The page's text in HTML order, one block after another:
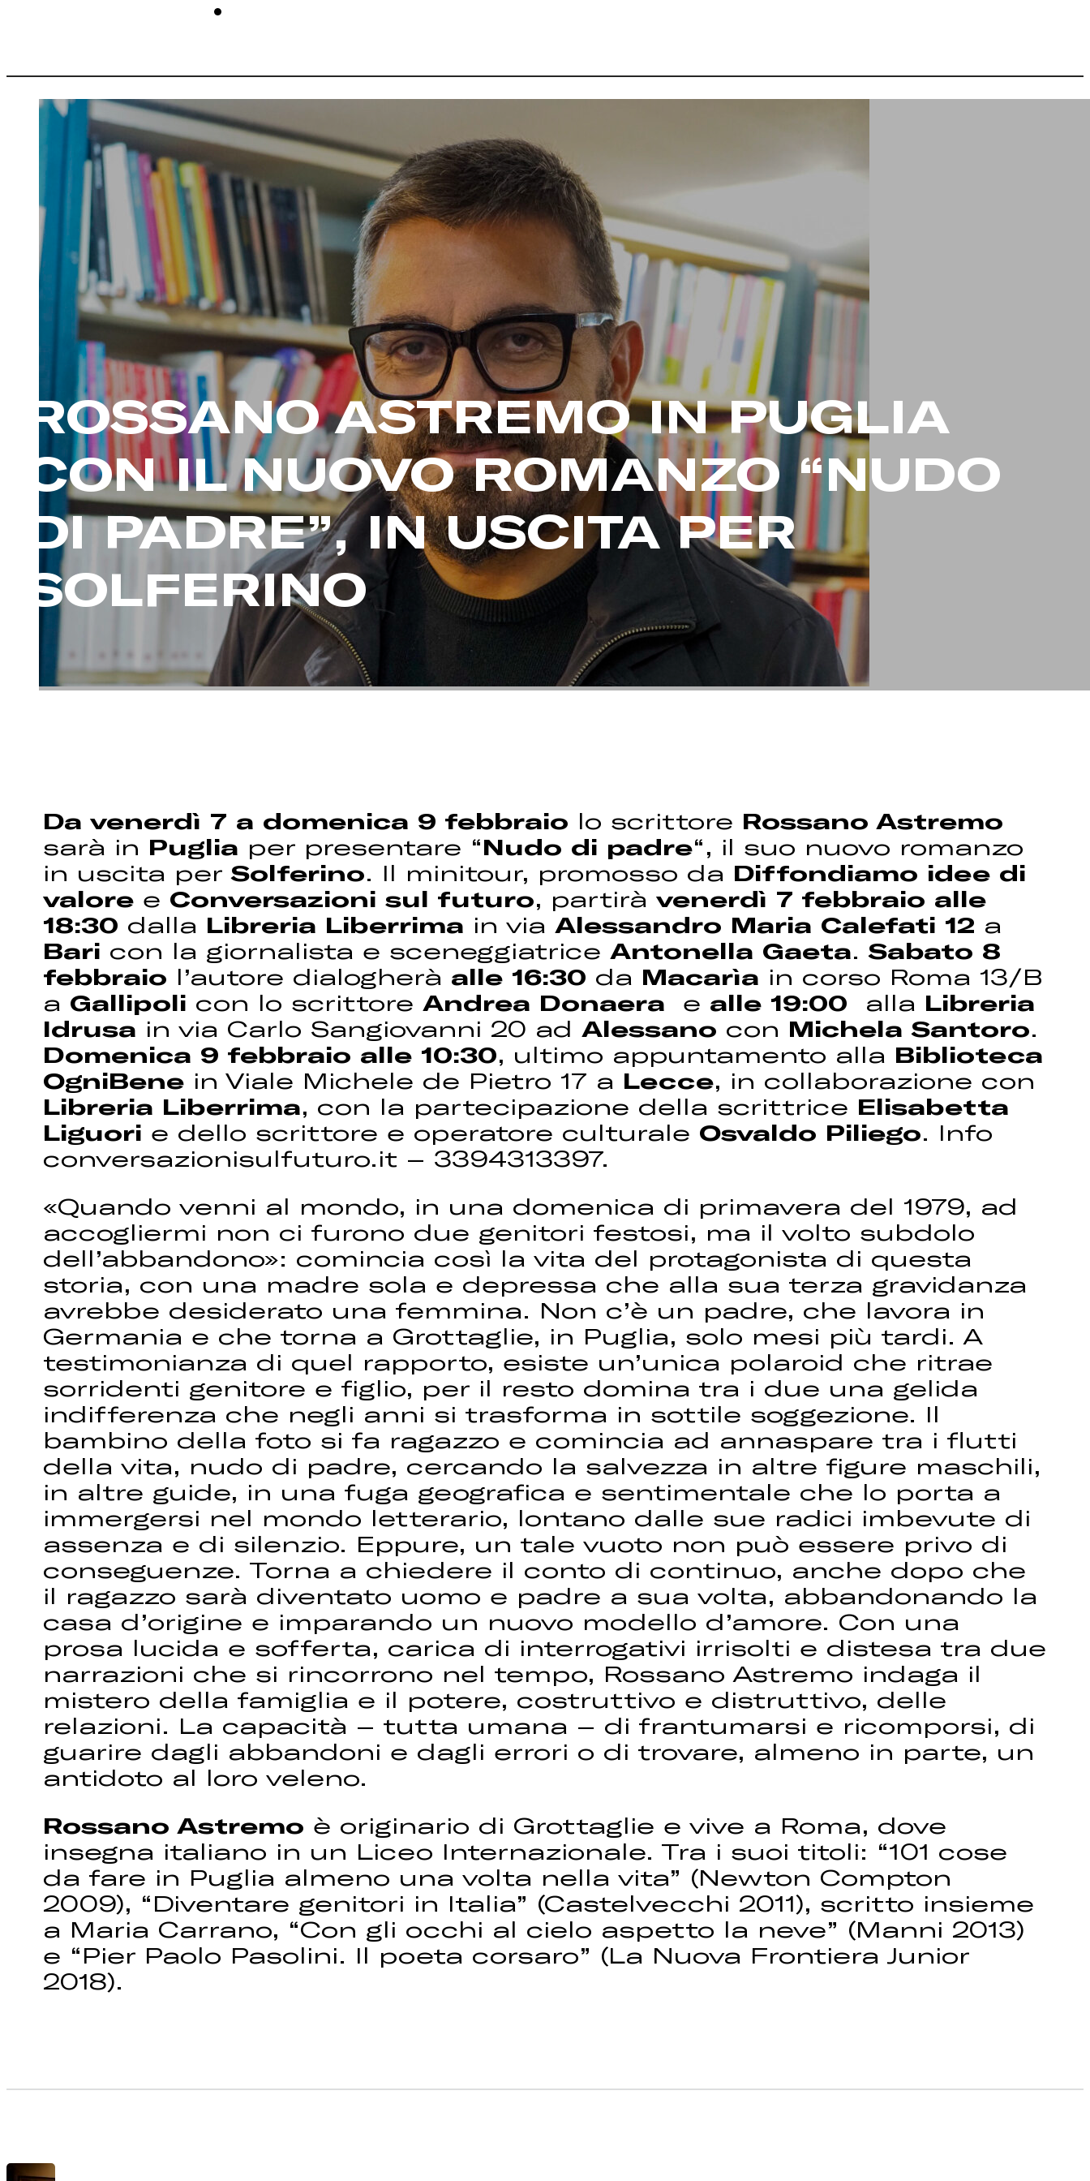
ROSSANO ASTREMO IN PUGLIA
CON IL NUOVO ROMANZO “NUDO
DI PADRE”, IN USCITA PER
SOLFERINO
Da venerdì 7 a domenica 9 febbraio lo scrittore Rossano Astremo
sarà in Puglia per presentare “Nudo di padre“, il suo nuovo romanzo
in uscita perSolferino. Il minitour, promosso da Diffondiamo idee di
valore e Conversazioni sul futuro, partiràvenerdì 7 febbraio alle
18:30 dalla Libreria Liberrima in via Alessandro Maria Calefati 12 a
Bari con la giornalista e sceneggiatrice Antonella Gaeta.Sabato 8
febbraio l’autore dialogherà alle 16:30 da Macarìa in corso Roma 13/B
a Gallipoli con lo scrittore Andrea Donaera e alle 19:00 alla Libreria
Idrusa in via Carlo Sangiovanni 20 ad Alessano con Michela Santoro.
Domenica 9 febbraio alle 10:30, ultimo appuntamento alla Biblioteca
OgniBene in Viale Michele de Pietro 17 a Lecce, in collaborazione con
Libreria Liberrima, con la partecipazione della scrittrice Elisabetta
Liguori e dello scrittore e operatore culturale Osvaldo Piliego. Info
conversazionisulfuturo.it – 3394313397.
«Quando venni al mondo, in una domenica di primavera del 1979, ad
accogliermi non ci furono due genitori festosi, ma il volto subdolo
dell’abbandono»: comincia così la vita del protagonista di questa
storia, con una madre sola e depressa che alla sua terza gravidanza
avrebbe desiderato una femmina. Non c’è un padre, che lavora in
Germania e che torna a Grottaglie, in Puglia, solo mesi più tardi. A
testimonianza di quel rapporto, esiste un’unica polaroid che ritrae
sorridenti genitore e figlio, per il resto domina tra i due una gelida
indifferenza che negli anni si trasforma in sottile soggezione. Il
bambino della foto si fa ragazzo e comincia ad annaspare tra i flutti
della vita, nudo di padre, cercando la salvezza in altre figure maschili,
in altre guide, in una fuga geografica e sentimentale che lo porta a
immergersi nel mondo letterario, lontano dalle sue radici imbevute di
assenza e di silenzio. Eppure, un tale vuoto non può essere privo di
conseguenze. Torna a chiedere il conto di continuo, anche dopo che
il ragazzo sarà diventato uomo e padre a sua volta, abbandonando la
casa d’origine e imparando un nuovo modello d’amore. Con una
prosa lucida e sofferta, carica di interrogativi irrisolti e distesa tra due
narrazioni che si rincorrono nel tempo, Rossano Astremo indaga il
mistero della famiglia e il potere, costruttivo e distruttivo, delle
relazioni. La capacità – tutta umana – di frantumarsi e ricomporsi, di
guarire dagli abbandoni e dagli errori o di trovare, almeno in parte, un
antidoto al loro veleno.
Rossano Astremo è originario di Grottaglie e vive a Roma, dove
insegna italiano in un Liceo Internazionale. Tra i suoi titoli: “101 cose
da fare in Puglia almeno una volta nella vita” (Newton Compton
2009), “Diventare genitori in Italia” (Castelvecchi 2011), scritto insieme
a Maria Carrano, “Con gli occhi al cielo aspetto la neve” (Manni 2013)
e “Pier Paolo Pasolini. Il poeta corsaro” (La Nuova Frontiera Junior
2018).